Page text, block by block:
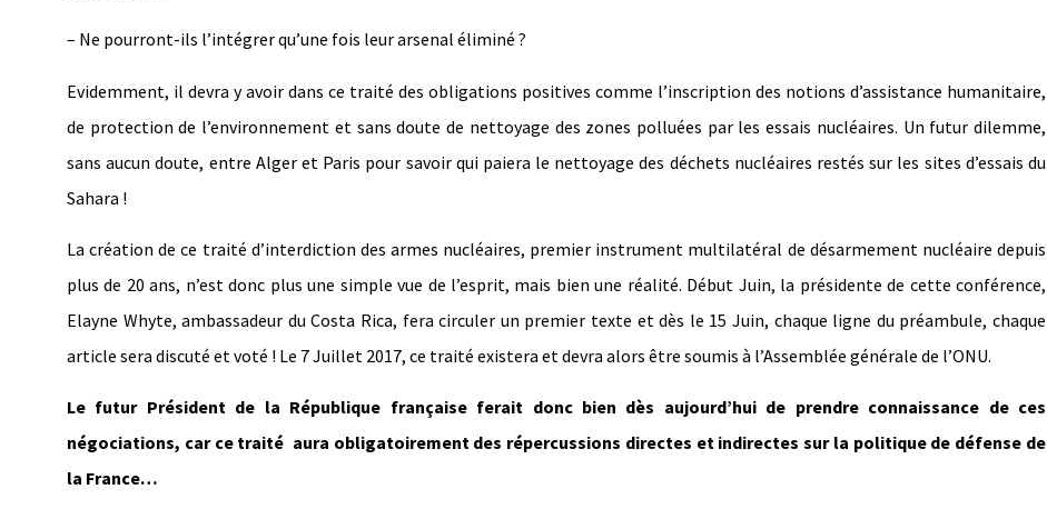
– Ne pourront-ils l’intégrer qu’une fois leur arsenal éliminé ?
Evidemment, il devra y avoir dans ce traité des obligations positives comme l’inscription des notions d’assistance humanitaire,
de protection de l’environnement et sans doute de nettoyage des zones polluées par les essais nucléaires. Un futur dilemme,
sans aucun doute, entre Alger et Paris pour savoir qui paiera le nettoyage des déchets nucléaires restés sur les sites d’essais du
Sahara !
La création de ce traité d’interdiction des armes nucléaires, premier instrument multilatéral de désarmement nucléaire depuis
plus de 20 ans, n’est donc plus une simple vue de l’esprit, mais bien une réalité. Début Juin, la présidente de cette conférence,
Elayne Whyte, ambassadeur du Costa Rica, fera circuler un premier texte et dès le 15 Juin, chaque ligne du préambule, chaque
article sera discuté et voté ! Le 7 Juillet 2017, ce traité existera et devra alors être soumis à l’Assemblée générale de l’ONU.
Le futur Président de la République française ferait donc bien dès aujourd’hui de prendre connaissance de ces
négociations, car ce traité aura obligatoirement des répercussions directes et indirectes sur la politique de défense de
la France…